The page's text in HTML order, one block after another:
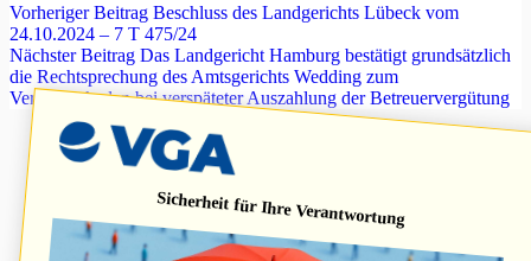
VorherigerBeitrag Beschluss des Landgerichts Lübeck vom
24.10.2024 – 7 T 475/24
NächsterBeitrag Das Landgericht Hamburg bestätigt grundsätzlich
die Rechtsprechung des Amtsgerichts Wedding zum
Verzugsschaden bei verspäteter Auszahlung der Betreuervergütung
Sicherheit für Ihre Verantwortung